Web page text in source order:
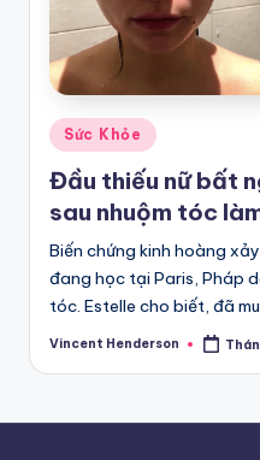
Posted
in
Sức Khỏe
Đầu thiếu nữ bất
sau nhuộm tóc
Biến chứng kinh hoàng
đang học tại Paris, Pháp
tóc. Estelle cho biết, đã
Posted
Vincent Henderson